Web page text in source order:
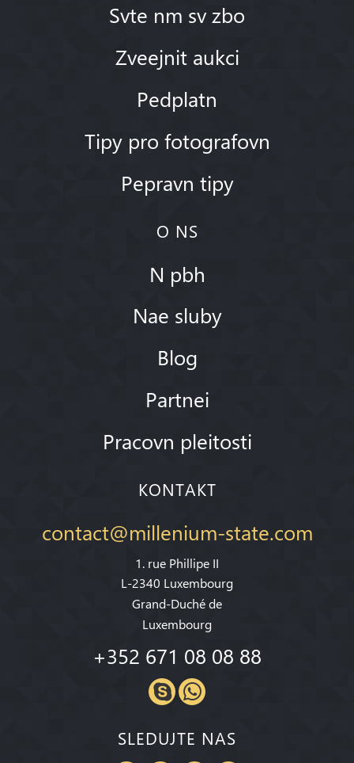
Svte nm sv zbo
Zveejnit aukci
Pedplatn
Tipy pro fotografovn
Pepravn tipy
O NS
N pbh
Nae sluby
Blog
Partnei
Pracovn pleitosti
KONTAKT
contact@millenium-state.com
1. rue Phillipe II
L-2340 Luxembourg
Grand-Duché de
Luxembourg
+352 671 08 08 88
SLEDUJTE NAS